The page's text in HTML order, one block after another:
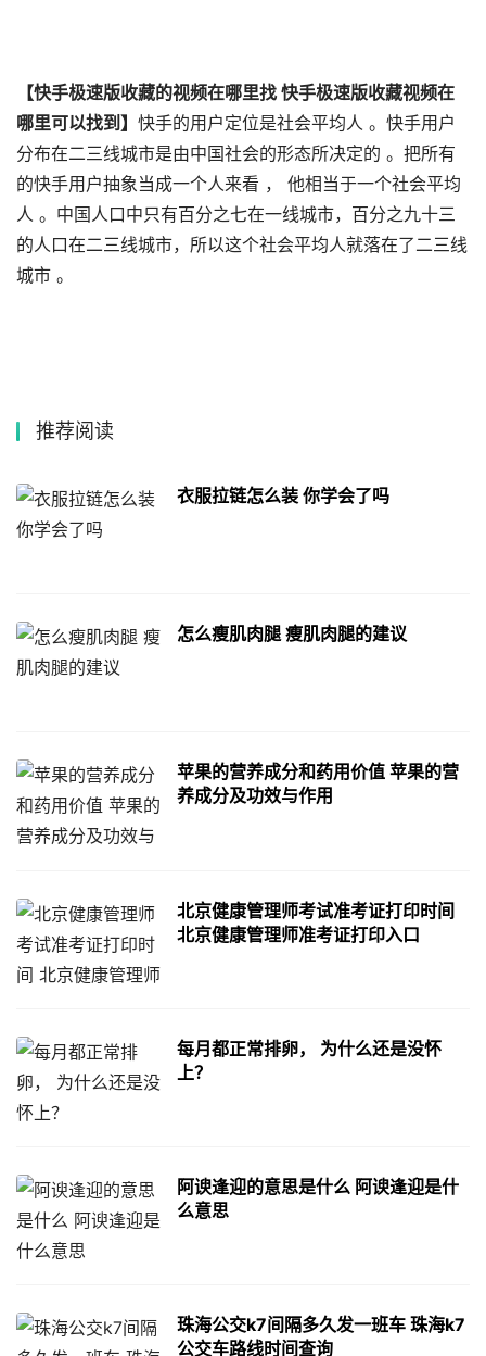
【快手极速版收藏的视频在哪里找 快手极速版收藏视频在
哪里可以找到】 快手的用户定位是社会平均人 。快手用户
分布在二三线城市是由中国社会的形态所决定的 。把所有
的快手用户抽象当成一个人来看 ， 他相当于一个社会平均
人 。中国人口中只有百分之七在一线城市，百分之九十三
的人口在二三线城市，所以这个社会平均人就落在了二三线
城市 。
推荐阅读
衣服拉链怎么装 你学会了吗
怎么瘦肌肉腿 瘦肌肉腿的建议
苹果的营养成分和药用价值 苹果的营
养成分及功效与作用
北京健康管理师考试准考证打印时间
北京健康管理师准考证打印入口
每月都正常排卵， 为什么还是没怀
上？
阿谀逢迎的意思是什么 阿谀逢迎是什
么意思
珠海公交k7间隔多久发一班车 珠海k7
公交车路线时间查询